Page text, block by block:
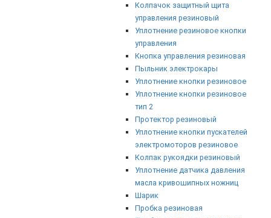
Колпачок защитный щита
управления резиновый
Уплотнение резиновое кнопки
управления
Кнопка управления резиновая
Пыльник электрокары
Уплотнение кнопки резиновое
Уплотнение кнопки резиновое
тип 2
Протектор резиновый
Уплотнение кнопки пускателей
электромоторов резиновое
Колпак рукоядки резиновый
Уплотнение датчика давления
масла кривошипных ножниц
Шарик
Пробка резиновая